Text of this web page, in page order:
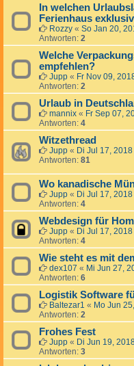
In welchen
Ferienhaus
Rozzy « So Jan 20,
Antworten: 2
Welche
empfehlen?
Jupp « Fr Nov 09,
Antworten: 2
Urlaub in
mannix « Fr Sep 07,
Antworten: 4
Witzethread
Jupp « Di Jul 17,
Antworten: 81
Wo kanadische
Jupp « Di Jul 17,
Antworten: 4
Webdesign für
Jupp « Di Jul 17,
Antworten: 4
Wie steht es mit
dex107 « Mi Jun 27,
Antworten: 6
Logistik Software
Baltezar1 « Mo Jun
Antworten: 2
Frohes Fest
Jupp « Di Jun 19,
Antworten: 3